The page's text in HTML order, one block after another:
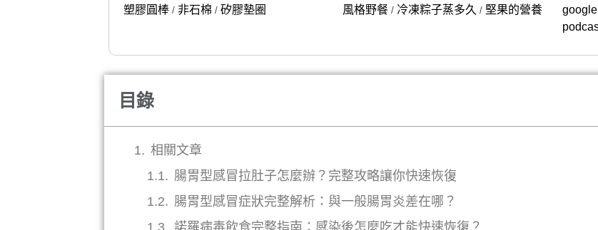
塑膠圓棒 / 非石棉 /矽膠墊圈 風格野餐 / 冷凍粽子蒸多久 / 堅果的營養
目錄
相關文章
腸胃型感冒拉肚子怎麼辦？完整攻略讓你快速恢復
腸胃型感冒症狀完整解析：與一般腸胃炎差在哪？
諾羅病毒飲食完整指南：感染後怎麼吃才能快速恢復？